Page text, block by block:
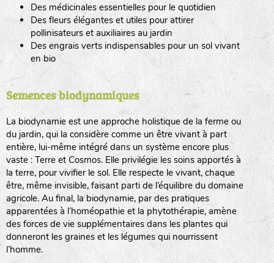
Des médicinales essentielles pour le quotidien
Des fleurs élégantes et utiles pour attirer
pollinisateurs et auxiliaires au jardin
Des engrais verts indispensables pour un sol vivant
en bio
Semences biodynamiques
La biodynamie est une approche holistique de la ferme ou
du jardin, qui la considère comme un être vivant à part
entière, lui-même intégré dans un système encore plus
vaste : Terre et Cosmos. Elle privilégie les soins apportés à
la terre, pour vivifier le sol. Elle respecte le vivant, chaque
être, même invisible, faisant parti de l’équilibre du domaine
agricole. Au final, la biodynamie, par des pratiques
apparentées à l’homéopathie et la phytothérapie, amène
des forces de vie supplémentaires dans les plantes qui
donneront les graines et les légumes qui nourrissent
l’homme.
LA RÉFÉRENCE :F BEL20BPA1A (en haut à gauche)
F : Fleurs.
Les autres catégories étant :
fleurs
animaux domestiques
animaux sauvages
biodiversité cultivée